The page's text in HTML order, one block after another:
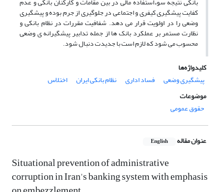
کفایت پیشگیری کیفری و اجتماعی در جلوگیری از جرم بوده و پیشگیری
وضعی را در اولویت قرار می دهد. شفافیت مقررات در نظام بانکی و
نظارت مستمر بر عملکرد بانک ها از جمله تدابیر پیشگیرانه ی وضعی
محسوب می شود که لازم است با جدیدت دنبال شود.
کلیدواژه‌ها
پیشگیری وضعی
فساد اداری نظام بانکی ایران
اختلاس
موضوعات
حقوق عمومی
عنوان مقاله English
Situational prevention of administrative
corruption in Iran's banking system with emphasis